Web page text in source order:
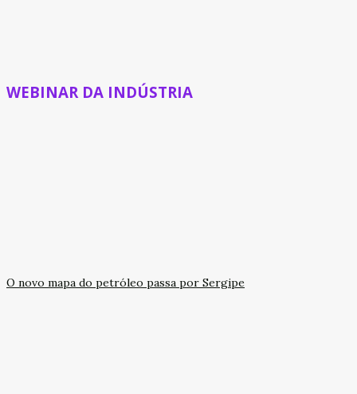
WEBINAR DA INDÚSTRIA
O novo mapa do petróleo passa por Sergipe